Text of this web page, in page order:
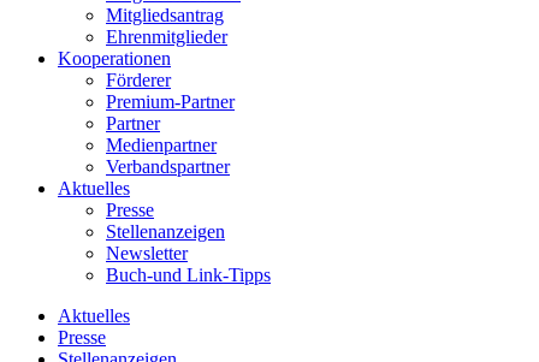
Mitgliedsantrag
Ehrenmitglieder
Kooperationen
Förderer
Premium-Partner
Partner
Medienpartner
Verbandspartner
Aktuelles
Presse
Stellenanzeigen
Newsletter
Buch-und Link-Tipps
Aktuelles
Presse